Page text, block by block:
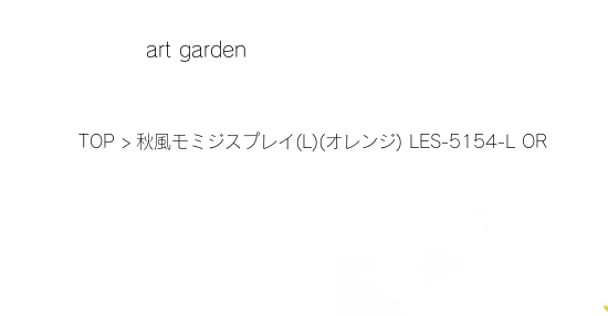
art garden
TOP > 秋風モミジスプレイ(L)(オレンジ) LES-5154-L OR